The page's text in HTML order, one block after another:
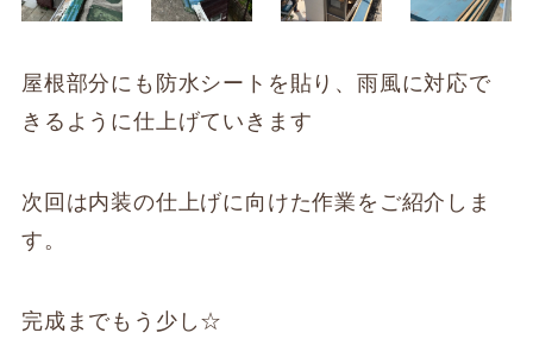
屋根部分にも防水シートを貼り、雨風に対応で
きるように仕上げていきます
次回は内装の仕上げに向けた作業をご紹介しま
す。
完成までもう少し☆